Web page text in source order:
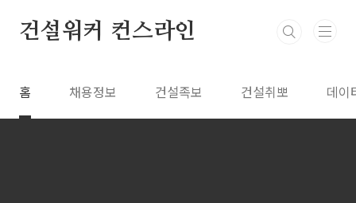
건설워커 컨스라인
홈 채용정보 건설족보 건설취뽀 데이